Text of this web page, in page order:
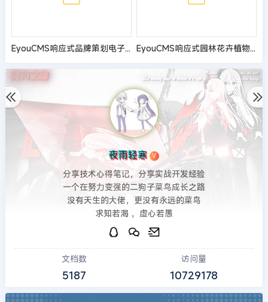
EyouCMS响应式品牌策划电子商务网站模板 EyouCMS响应式园林花卉植物雕塑网站模板
夜雨轻寒 V
分享技术心得笔记，分享实战开发经验
一个在努力变强的二狗子菜鸟成长之路
没有天生的大佬，更没有永远的菜鸟
求知若渴 ，虚心若愚
文档数
5187
访问量
10729178